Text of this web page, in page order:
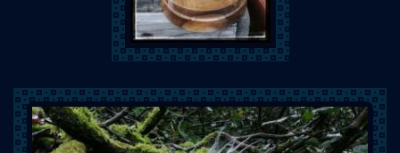
Les Elfémères